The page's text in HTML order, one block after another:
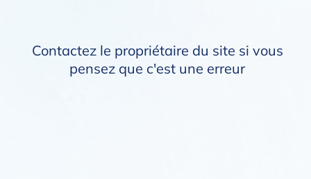
Contactez le propriétaire du site si vous
pensez que c'est une erreur